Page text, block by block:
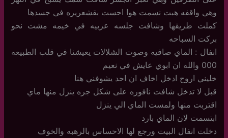
وهي واقفه هبت نسمت هوا احست بقشعريره في جسدها
كملت طريقها وشافت جلسه عربيه في خيمه مشت نحو
بركت السباحه
انفال : الماي صافيه وصوت الشلالات يعيشنا في قلب الطبيعه
000 والله ان ابوي عايش في نعيم
خليني اروح ادخل اخاف ان احد يشوفني هنا
قبل لا تدخل شافت نافوره على شكل جره ينزل منها ماي
اقتربت منها ولمست الماي الي ينزل
ابتسمت لان الماي بارد
دخلت انفال البيت ورجع لها الاحساس بالرهبه والخوف